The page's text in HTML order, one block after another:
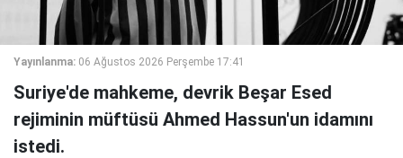
Yayınlanma: 06 Ağustos 2026 Perşembe 17:41
Suriye'de mahkeme, devrik Beşar Esed
rejiminin müftüsü Ahmed Hassun'un idamını
istedi.